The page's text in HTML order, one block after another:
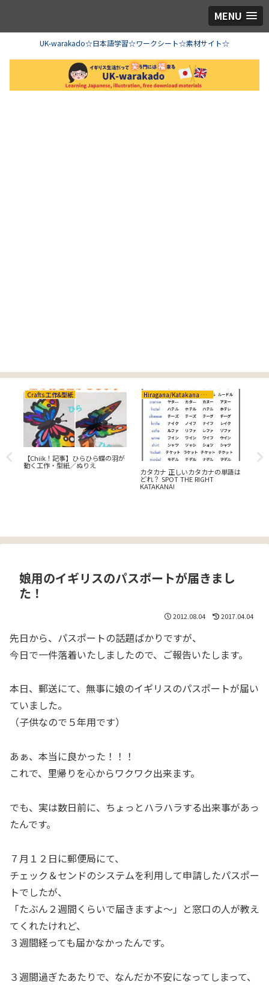
MENU
UK-warakado☆日本語学習☆ワークシート☆素材サイト☆
工
Crafts 工作&型紙
【Chiik！記事】ひらひら蝶の羽が
動く工作・型紙／ぬりえ
Hiragana/Katakana ひらがな/カタカナ
カタカナ 正しいカタカナの単語は
どれ？ SPOT THE RIGHT
KATAKANA!
【
娘用のイギリスのパスポートが届きまし
た！
2012.08.04 2017.04.04
先日から、パスポートの話題ばかりですが、
今日で一件落着いたしましたので、ご報告いたします。
本日、郵送にて、無事に娘のイギリスのパスポートが届い
ていました。
（子供なので５年用です）
あぁ、本当に良かった！！！
これで、里帰りを心からワクワク出来ます。
でも、実は数日前に、ちょっとハラハラする出来事があっ
たんです。
７月１２日に郵便局にて、
チェック＆センドのシステムを利用して申請したパスポー
トでしたが、
「たぶん２週間くらいで届きますよ～」と窓口の人が教え
てくれたけれど、
３週間経っても届かなかったんです。
３週間過ぎたあたりで、なんだか不安になってしまって、